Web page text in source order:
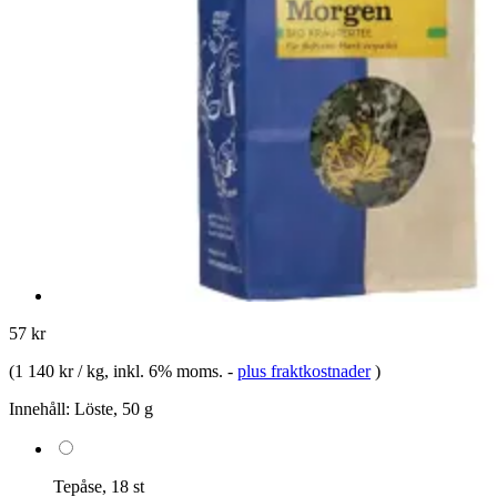
57 kr
(1 140 kr / kg, inkl. 6% moms. - plus fraktkostnader )
Innehåll: Löste, 50 g
Tepåse, 18 st